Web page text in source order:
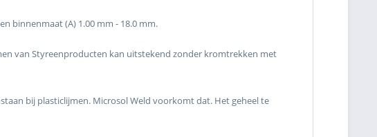
binnenmaat (A) 1.00 mm - 18.0 mm.
van Styreenproducten kan uitstekend zonder kromtrekken met
bij plasticlijmen. Microsol Weld voorkomt dat. Het geheel te